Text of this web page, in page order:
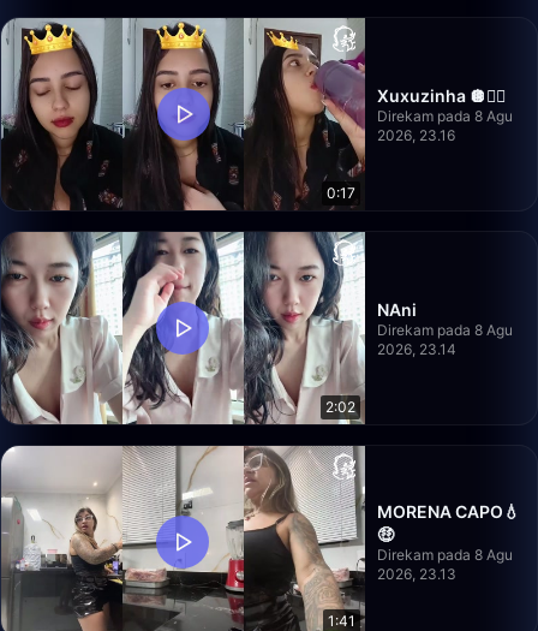
0:17
Xuxuzinha 🪩🍎⃠
Direkam pada 8 Agu
2026, 23.16
2:02
NAni
Direkam pada 8 Agu
2026, 23.14
1:41
MORENA CAPO💧
🤑
Direkam pada 8 Agu
2026, 23.13